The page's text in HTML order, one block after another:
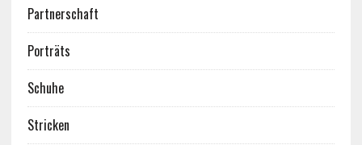
Partnerschaft
Porträts
Schuhe
Stricken